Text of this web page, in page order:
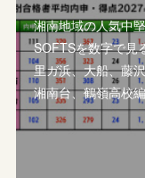
湘南地域の人気中
SOFTSを数字で見
里ガ浜、大船、藤
湘南台、鶴嶺高校